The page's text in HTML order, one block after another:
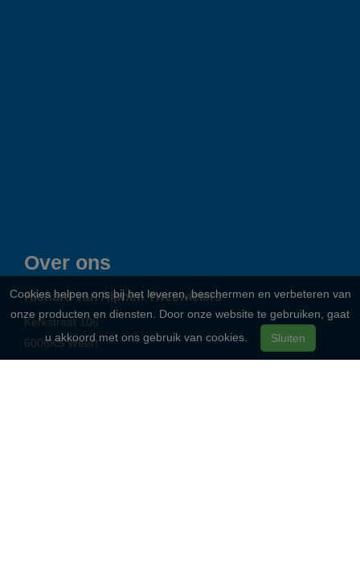
Over ons
Richard van Alphen Tweewielers
Kerkstraat 106
6006KS Weert
Cookies helpen ons bij het leveren, beschermen en verbeteren van
onze producten en diensten. Door onze website te gebruiken, gaat
u akkoord met ons gebruik van cookies.
Sluiten